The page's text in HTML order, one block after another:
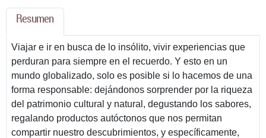
Resumen
Viajar e ir en busca de lo insólito, vivir experiencias que
perduran para siempre en el recuerdo. Y esto en un
mundo globalizado, solo es posible si lo hacemos de una
forma responsable: dejándonos sorprender por la riqueza
del patrimonio cultural y natural, degustando los sabores,
regalando productos autóctonos que nos permitan
compartir nuestro descubrimientos, y específicamente,